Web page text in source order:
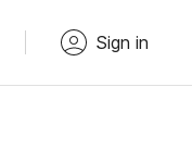
Sign in